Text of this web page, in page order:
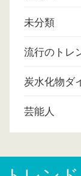
未分類
流行のトレ
炭水化物ダ
芸能人